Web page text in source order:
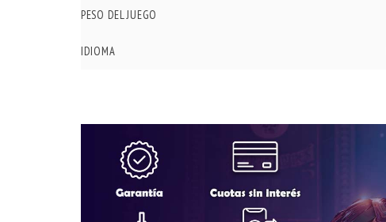
PESO DEL JUEGO
IDIOMA